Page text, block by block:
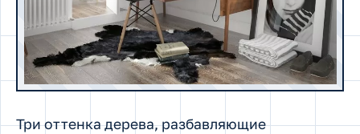
Три оттенка дерева, разбавляющие